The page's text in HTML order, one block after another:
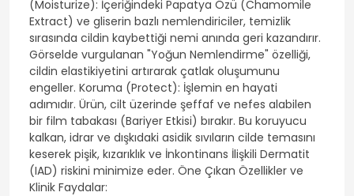
(Moisturize): İçeriğindeki Papatya Özü (Chamomile
Extract) ve gliserin bazlı nemlendiriciler, temizlik
sırasında cildin kaybettiği nemi anında geri kazandırır.
Görselde vurgulanan "Yoğun Nemlendirme" özelliği,
cildin elastikiyetini artırarak çatlak oluşumunu
engeller. Koruma (Protect): İşlemin en hayati
adımıdır. Ürün, cilt üzerinde şeffaf ve nefes alabilen
bir film tabakası (Bariyer Etkisi) bırakır. Bu koruyucu
kalkan, idrar ve dışkıdaki asidik sıvıların cilde temasını
keserek pişik, kızarıklık ve İnkontinans İlişkili Dermatit
(IAD) riskini minimize eder. Öne Çıkan Özellikler ve
Klinik Faydalar: